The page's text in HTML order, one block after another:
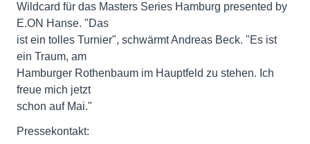
Wildcard für das Masters Series Hamburg presented by
E.ON Hanse. "Das
ist ein tolles Turnier", schwärmt Andreas Beck. "Es ist
ein Traum, am
Hamburger Rothenbaum im Hauptfeld zu stehen. Ich
freue mich jetzt
schon auf Mai."
Pressekontakt: